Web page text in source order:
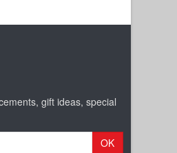
gift ideas, special
OK